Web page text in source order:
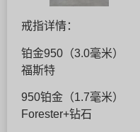
戒指详情：
铂金950（3.0毫米）
福斯特
950铂金（1.7毫米）
Forester+钻石